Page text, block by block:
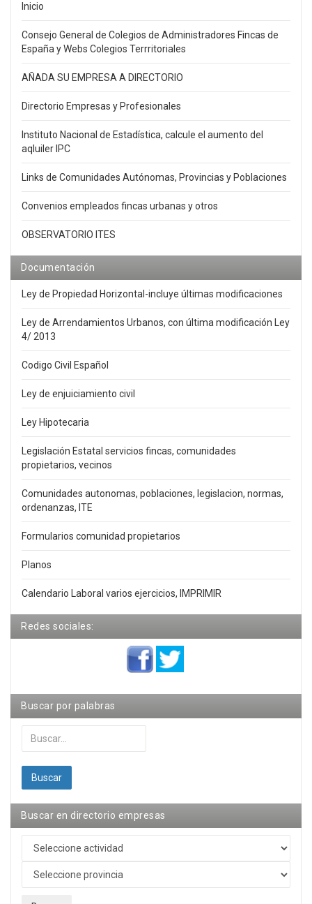
Inicio
Consejo General de Colegios de Administradores Fincas de
España y Webs Colegios Terrritoriales
AÑADA SU EMPRESA A DIRECTORIO
Directorio Empresas y Profesionales
Instituto Nacional de Estadística, calcule el aumento del
aqluiler IPC
Links de Comunidades Autónomas, Provincias y Poblaciones
Convenios empleados fincas urbanas y otros
OBSERVATORIO ITES
Documentación
Ley de Propiedad Horizontal-incluye últimas modificaciones
Ley de Arrendamientos Urbanos, con última modificación Ley
4/ 2013
Codigo Civil Español
Ley de enjuiciamiento civil
Ley Hipotecaria
Legislación Estatal servicios fincas, comunidades
propietarios, vecinos
Comunidades autonomas, poblaciones, legislacion, normas,
ordenanzas, ITE
Formularios comunidad propietarios
Planos
Calendario Laboral varios ejercicios, IMPRIMIR
Redes sociales:
Buscar por palabras
Buscar...
Buscar
Buscar en directorio empresas